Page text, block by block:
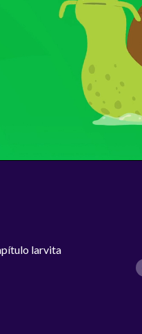
larvita